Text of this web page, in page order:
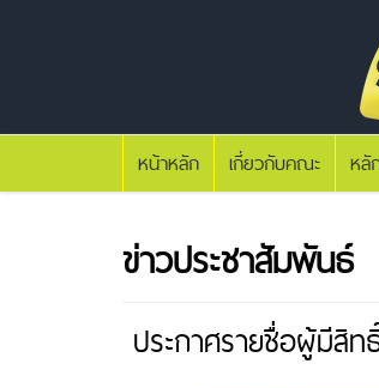
หน้าหลัก เกี่ยวกับคณะ หลั
ข่าวประชาสัมพันธ์
ประกาศรายชื่อผู้มีสิ